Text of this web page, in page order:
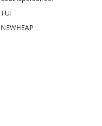
TUI
NEWHEAP